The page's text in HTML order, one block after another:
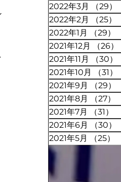
2022年3月
（29）
2022年2月
（25）
2022年1月
（29）
2021年12月
（26）
2021年11月
（30）
2021年10月
（31）
2021年9月
（29）
2021年8月
（27）
2021年7月
（31）
2021年6月
（30）
2021年5月
（25）